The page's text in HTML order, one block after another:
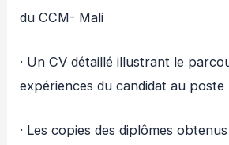
du CCM- Mali
· Un CV détaillé illustrant le
expériences du candidat au poste
· Les copies des diplômes